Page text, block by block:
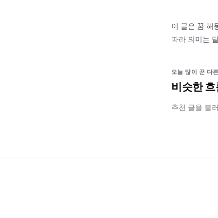
이 글은 꿈 해
따라 의미는
오늘 많이 꾼 다
비슷한
추천 글을 불